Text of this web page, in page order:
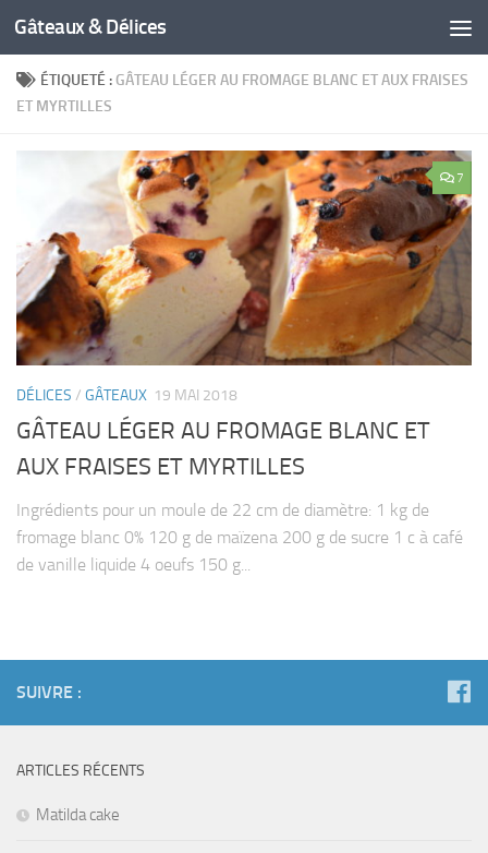
Gâteaux & Délices
ÉTIQUETÉ : GÂTEAU LÉGER AU FROMAGE BLANC ET AUX FRAISES
ET MYRTILLES
7
DÉLICES / GÂTEAUX 19 MAI 2018
GÂTEAU LÉGER AU FROMAGE BLANC ET
AUX FRAISES ET MYRTILLES
Ingrédients pour un moule de 22 cm de diamètre: 1 kg de
fromage blanc 0% 120 g de maïzena 200 g de sucre 1 c à café
de vanille liquide 4 oeufs 150 g...
SUIVRE :
ARTICLES RÉCENTS
Matilda cake